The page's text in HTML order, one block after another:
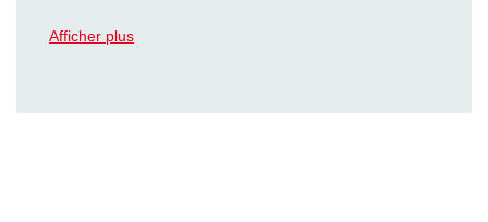
Facile et rapide : grâce à notre assistant de
Afficher plus